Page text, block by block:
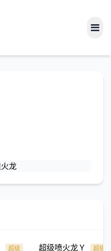
超级 超级喷火龙Ｙ 超级